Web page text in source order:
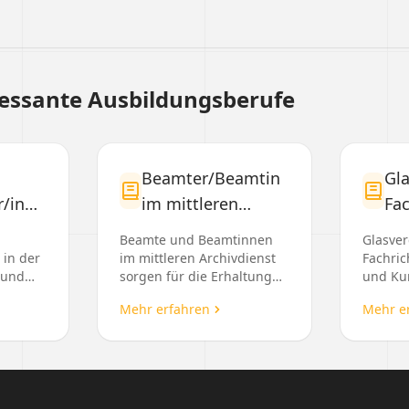
Ausbildungsberufe
in
in der
Beamter/Beamtin
im mittleren
Archivdienst
Beamte und Beamtinnen
im mittleren Archivdienst
sorgen für die Erhaltung
Archivmaterialien und
Mehr erfahren
und
Mehr